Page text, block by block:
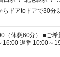
ドアtoドアで30分
ご希望があれば下記シフトもOK！
遅番 10:00～
せたい」 「余裕を